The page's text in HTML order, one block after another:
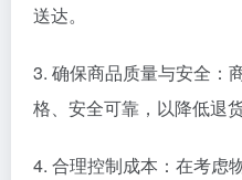
送达。
3. 确保商品质量与安全：
格、安全可靠，以降低退
4. 合理控制成本：在考虑